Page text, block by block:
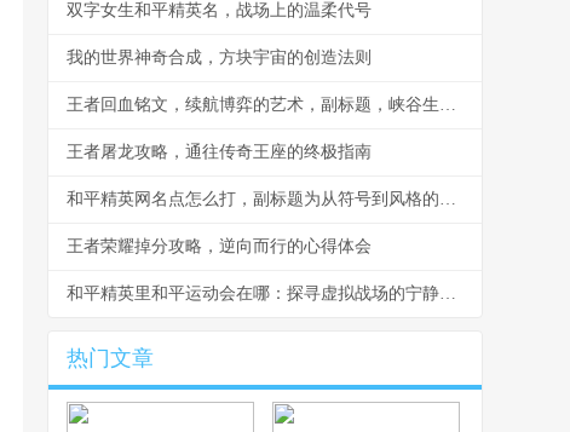
双字女生和平精英名，战场上的温柔代号
我的世界神奇合成，方块宇宙的创造法则
王者回血铭文，续航博弈的艺术，副标题，峡谷生存的隐形法则
王者屠龙攻略，通往传奇王座的终极指南
和平精英网名点怎么打，副标题为从符号到风格的取名艺术
王者荣耀掉分攻略，逆向而行的心得体会
和平精英里和平运动会在哪：探寻虚拟战场的宁静可能
热门文章